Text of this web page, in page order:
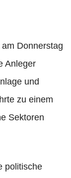
Donnerstag
Anleger
und
zu einem
Sektoren
politische